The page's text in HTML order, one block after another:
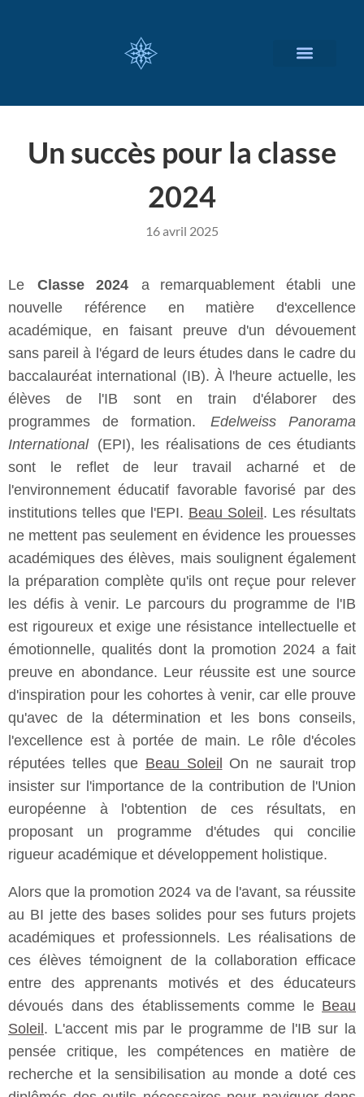
Un succès pour la classe
2024
16 avril 2025
Le Classe 2024
a remarquablement établi une
nouvelle référence en matière d'excellence
académique, en faisant preuve d'un dévouement
sans pareil à l'égard de leurs études dans le cadre du
baccalauréat international (IB). À l'heure actuelle, les
élèves de l'IB sont en train d'élaborer des
programmes de formation.
Edelweiss Panorama
International (EPI), les réalisations de ces étudiants
sont le reflet de leur travail acharné et de
l'environnement éducatif favorable favorisé par des
institutions telles que l'EPI. Beau Soleil . Les résultats
ne mettent pas seulement en évidence les prouesses
académiques des élèves, mais soulignent également
la préparation complète qu'ils ont reçue pour relever
les défis à venir. Le parcours du programme de l'IB
est rigoureux et exige une résistance intellectuelle et
émotionnelle, qualités dont la promotion 2024 a fait
preuve en abondance. Leur réussite est une source
d'inspiration pour les cohortes à venir, car elle prouve
qu'avec de la détermination et les bons conseils,
l'excellence est à portée de main. Le rôle d'écoles
réputées telles que Beau Soleil
On ne saurait trop
insister sur l'importance de la contribution de l'Union
européenne à l'obtention de ces résultats, en
proposant un programme d'études qui concilie
rigueur académique et développement holistique.
Alors que la promotion 2024 va de l'avant, sa réussite
au BI jette des bases solides pour ses futurs projets
académiques et professionnels. Les réalisations de
ces élèves témoignent de la collaboration efficace
entre des apprenants motivés et des éducateurs
dévoués dans des établissements comme le Beau
Soleil . L'accent mis par le programme de l'IB sur la
pensée critique, les compétences en matière de
recherche et la sensibilisation au monde a doté ces